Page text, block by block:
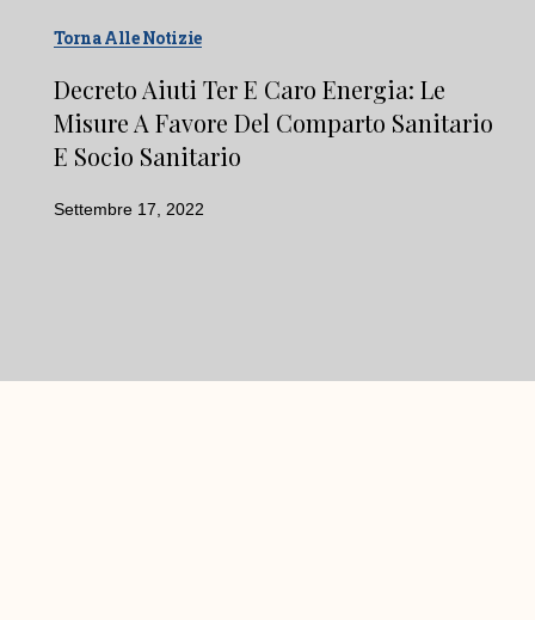
Torna Alle Notizie
Decreto Aiuti Ter E Caro Energia: Le
Misure A Favore Del Comparto Sanitario
E Socio Sanitario
Settembre 17, 2022